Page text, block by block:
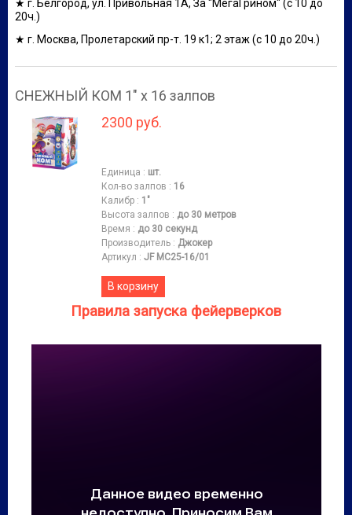
★ г. Белгород, ул. Привольная 1А, За "МегаГрином" (с 10 до
20ч.)
★ г. Москва, Пролетарский пр-т. 19 к1; 2 этаж (с 10 до 20ч.)
СНЕЖНЫЙ КОМ 1" х 16 залпов
2300 руб.
Единица : шт.
Кол-во залпов : 16
Калибр : 1"
Высота залпов : до 30 метров
Время : до 30 секунд
Производитель : Джокер
Артикул : JF MC25-16/01
В корзину
Правила запуска фейерверков